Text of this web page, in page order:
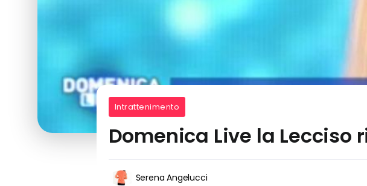
Intrattenimento
Domenica Live la Lecciso
Serena Angelucci